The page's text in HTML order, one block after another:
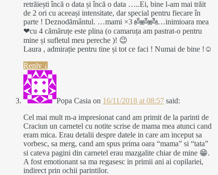
retrăiești încă o data și încă o data …..Ei, bine l-am mai trăit
de 2 ori cu aceeași intensitate, dar special pentru fiecare în
parte ! Deznodământul. …mami ×3 👼👼👼…inimioara mea
❤cu 4 cămăruțe este plina (o camaruța am pastrat-o pentru
mine și sufletul meu pereche )! 😉
Laura , admirație pentru tine și tot ce faci ! Numai de bine !☺
Reply ↓
Popa Casia on 16/11/2018 at 08:57 said:
Cel mai mult m-a impresionat cand am primit de la parinti de
Craciun un carnetel cu notite scrise de mama mea atunci cand
eram mica. Erau detalii despre datele in care am inceput sa
vorbesc, sa merg, cand am spus prima oara “mama” si “tata”
si cateva pagini din carnetel erau mazgalite chiar de mine 😁.
A fost emotionant sa ma regasesc in primii ani ai copilariei,
indirect prin ochii parintilor.